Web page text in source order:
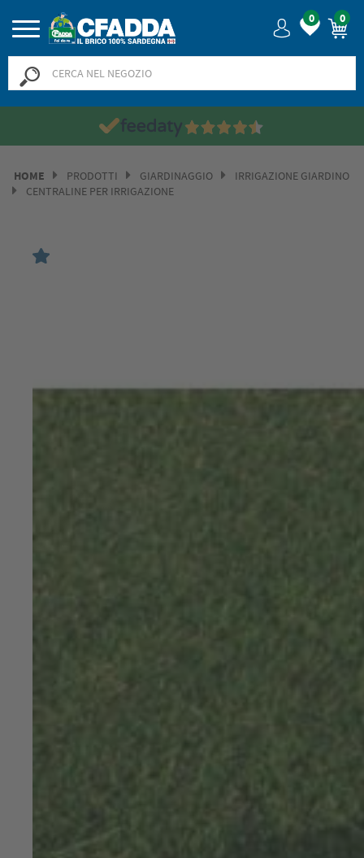
0 0
Saldi? SALDI! Fino al -50% >>>>
HOME PRODOTTI GIARDINAGGIO
IRRIGAZIONE GIARDINO
CENTRALINE PER IRRIGAZIONE